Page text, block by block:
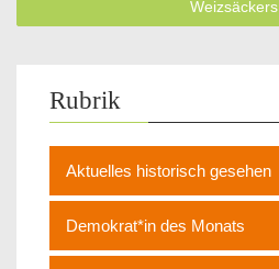
Weizsäckers
Rubrik
Aktuelles historisch gesehen
Demokrat*in des Monats